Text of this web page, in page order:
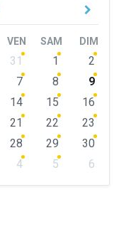
VEN SAM DIM
31 1
2
7 8
9
14 15
16
21 22
23
28 29
30
4 5
6